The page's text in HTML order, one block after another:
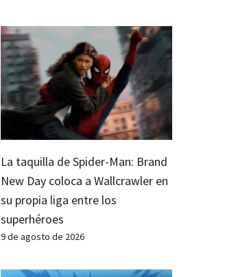
La taquilla de Spider-Man: Brand
New Day coloca a Wallcrawler en
su propia liga entre los
superhéroes
9 de agosto de 2026